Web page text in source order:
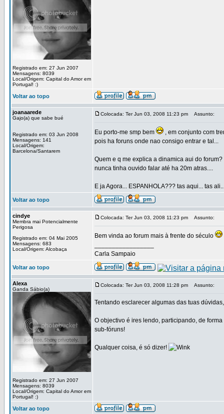
Registrado em: 27 Jun 2007
Mensagens: 8039
Local/Origem: Capital do Amor em
Portugal! :)
Voltar ao topo
joanaarede
Gajo(a) que sabe bué
Registrado em: 03 Jun 2008
Mensagens: 141
Local/Origem:
Barcelona/Santarem
Colocada: Ter Jun 03, 2008 11:23 pm Assunto:
Eu porto-me smp bem
, em conjunto com
pois ha foruns onde nao consigo entrar e tal...
Quem e q me explica a dinamica aui do
nunca tinha ouvido falar até ha 20m atras....
E ja Agora... ESPANHOLA??? tas aqui... tas
Voltar ao topo
cindye
Membra mai Potencialmente
Perigosa
Registrado em: 04 Mai 2005
Mensagens: 683
Local/Origem: Alcobaça
Colocada: Ter Jun 03, 2008 11:23 pm Assunto:
Bem vinda ao forum mais à frente do século
Carla Sampaio
Voltar ao topo
Alexa
Ganda Sábio(a)
Registrado em: 27 Jun 2007
Mensagens: 8039
Local/Origem: Capital do Amor em
Portugal! :)
Colocada: Ter Jun 03, 2008 11:28 pm Assunto:
Tentando esclarecer algumas das tuas
O objectivo é ires lendo, participando, de
sub-fóruns!
Qualquer coisa, é só dizer!
Voltar ao topo